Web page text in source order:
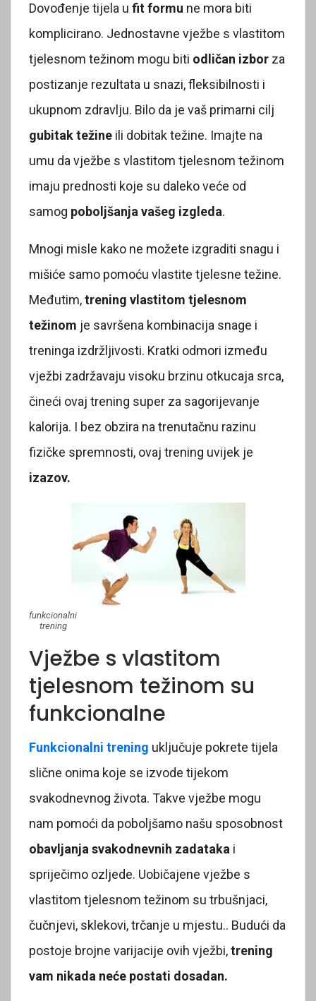
Dovođenje tijela u fit formu ne mora biti
komplicirano. Jednostavne vježbe s vlastitom
tjelesnom težinom mogu biti odličan izbor za
postizanje rezultata u snazi, fleksibilnosti i
ukupnom zdravlju. Bilo da je vaš primarni cilj
gubitak težine ili dobitak težine. Imajte na
umu da vježbe s vlastitom tjelesnom težinom
imaju prednosti koje su daleko veće od
samog poboljšanja vašeg izgleda.
Mnogi misle kako ne možete izgraditi snagu i
mišiće samo pomoću vlastite tjelesne težine.
Međutim,trening vlastitom tjelesnom
težinom je savršena kombinacija snage i
treninga izdržljivosti. Kratki odmori između
vježbi zadržavaju visoku brzinu otkucaja srca,
čineći ovaj trening super za sagorijevanje
kalorija. I bez obzira na trenutačnu razinu
fizičke spremnosti, ovaj trening uvijek je
izazov.
funkcionalni
trening
Vježbe s vlastitom
tjelesnom težinom su
funkcionalne
Funkcionalni trening uključuje pokrete tijela
slične onima koje se izvode tijekom
svakodnevnog života. Takve vježbe mogu
nam pomoći da poboljšamo našu sposobnost
obavljanja svakodnevnih zadataka i
spriječimo ozljede. Uobičajene vježbe s
vlastitom tjelesnom težinom su trbušnjaci,
čučnjevi, sklekovi, trčanje u mjestu.. Budući da
postoje brojne varijacije ovih vježbi,trening
vam nikada neće postati dosadan.